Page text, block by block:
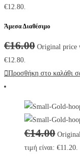
€12.80.
Άμεσα Διαθέσιμο
€16.00 Original price
€12.80.
Προσθήκη στο καλάθι
€14.00
τιμή είναι: €11.20.